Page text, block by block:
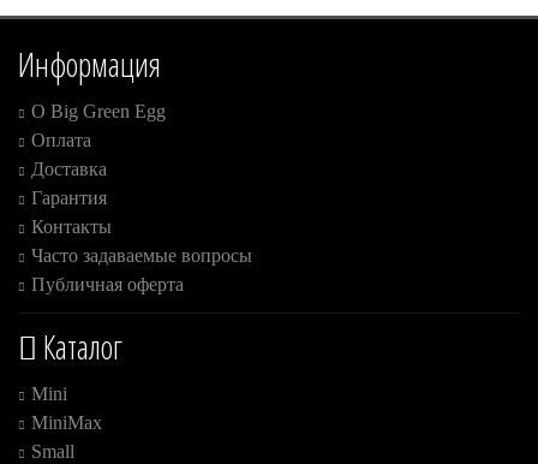
Информация
О Big Green Egg
Оплата
Доставка
Гарантия
Контакты
Часто задаваемые вопросы
Публичная оферта
Каталог
Mini
MiniMax
Small